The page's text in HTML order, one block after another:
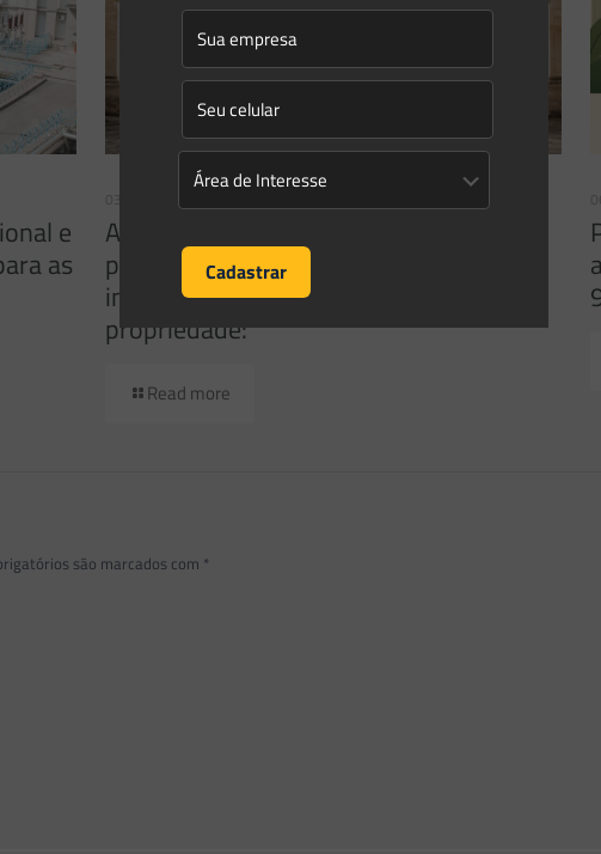
e
as
A inclusão de imóvel em inventário de
patrimônio cultural não basta para
impor restrições ao direito de
propriedade:
Read more
são marcados com *